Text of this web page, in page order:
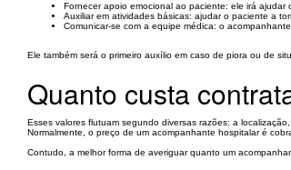
Fornecer apoio emocional ao paciente: ele irá
Auxiliar em atividades básicas: ajudar o paciente a
Comunicar-se com a equipe médica: o
Ele também será o primeiro auxílio em caso de piora ou de
Quanto custa
Esses valores flutuam segundo diversas razões: a
Normalmente, o preço de um acompanhante hospitalar é
Contudo, a melhor forma de averiguar quanto um